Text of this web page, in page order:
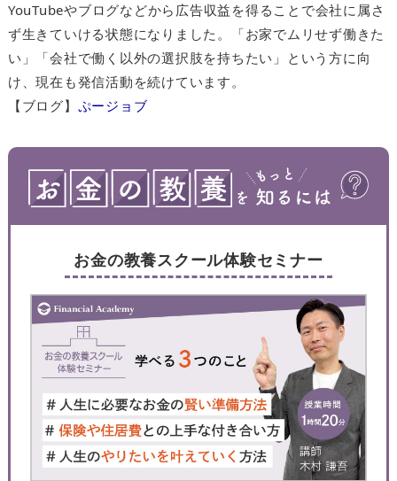
YouTubeやブログなどから広告収益を得ることで会社に属さ
ず生きていける状態になりました。「お家でムリせず働きた
い」「会社で働く以外の選択肢を持ちたい」という方に向
け、現在も発信活動を続けています。
【ブログ】 ぷージョブ
お金の教養スクール体験セミナー